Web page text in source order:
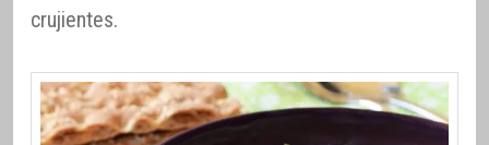
crujientes.